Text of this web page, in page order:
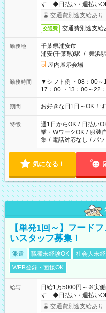
す ◆日払い・週払い
も異なります
交通費別途支給あり
交通費 交通費別途支給
勤務地
千葉県浦安市
浦安(千葉県)駅 / 舞浜駅
屋内展示会場
勤務時間
▼シフト例 ・08：00～
17：00 ・13：00～22：00 ・
仕事により勤務時間が
期間 お好きな日1日～OK！
特徴 週1日からOK / 日払い
業・WワークOK / 服装
集 / 電話対応なし / パ
気になる！
【単発1回～】フード
いスタッフ募集！
派遣 職種未経験OK 社会人未
WEB登録・面接OK
給与
日給1万5000円～※実
す ◆日払い・週払い
も異なります
交通費別途支給あり